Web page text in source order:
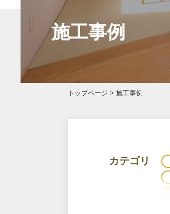
施工事例
トップページ > 施工事例
カテゴリ